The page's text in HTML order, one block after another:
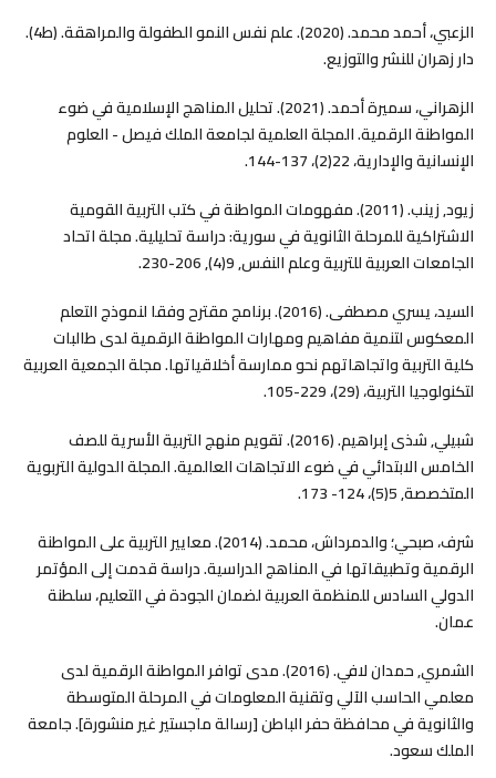
الزعبي، أحمد محمد. (2020). علم نفس النمو الطفولة والمراهقة. (ط4).
دار زهران للنشر والتوزيع.
الزهراني، سميرة أحمد. (2021). تحليل المناهج الإسلامية في ضوء
المواطنة الرقمية. المجلة العلمية لجامعة الملك فيصل - العلوم
الإنسانية والإدارية، 22(2)، 137-144.
زيود, زينب. (2011). مفهومات المواطنة في كتب التربية القومية
الاشتراكية للمرحلة الثانوية في سورية: دراسة تحليلية. مجلة اتحاد
الجامعات العربية للتربية وعلم النفس, 9(4), 206-230.
السيد، يسري مصطفى. (2016). برنامج مقترح وفقا لنموذج التعلم
المعكوس لتنمية مفاهيم ومهارات المواطنة الرقمية لدى طالبات
كلية التربية واتجاهاتهم نحو ممارسة أخلاقياتها. مجلة الجمعية العربية
لتكنولوجيا التربية، (29)، 229-105.
شبيلي, شذى إبراهيم. (2016). تقويم منهج التربية الأسرية للصف
الخامس الابتدائي في ضوء الاتجاهات العالمية. المجلة الدولية التربوية
المتخصصة, 5(5)، 124- 173.
شرف، صبحي؛ والدمرداش، محمد. (2014). معايير التربية على المواطنة
الرقمية وتطبيقاتها في المناهج الدراسية. دراسة قدمت إلى المؤتمر
الدولي السادس للمنظمة العربية لضمان الجودة في التعليم، سلطنة
عمان.
الشمري, حمدان لافي. (2016). مدى توافر المواطنة الرقمية لدى
معلمي الحاسب الآلي وتقنية المعلومات في المرحلة المتوسطة
والثانوية في محافظة حفر الباطن [رسالة ماجستير غير منشورة]. جامعة
الملك سعود.